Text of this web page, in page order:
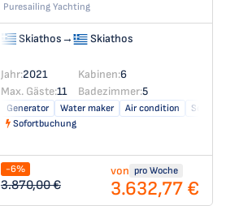
Puresailing Yachting
Skiathos→ Skiathos
Jahr:2021 Kabinen:6
Max. Gäste:11 Badezimmer:5
Generator Water maker Air condition
Solar
Sofortbuchung
-6%
3.870,00 €
von pro Woche
3.632,77 €